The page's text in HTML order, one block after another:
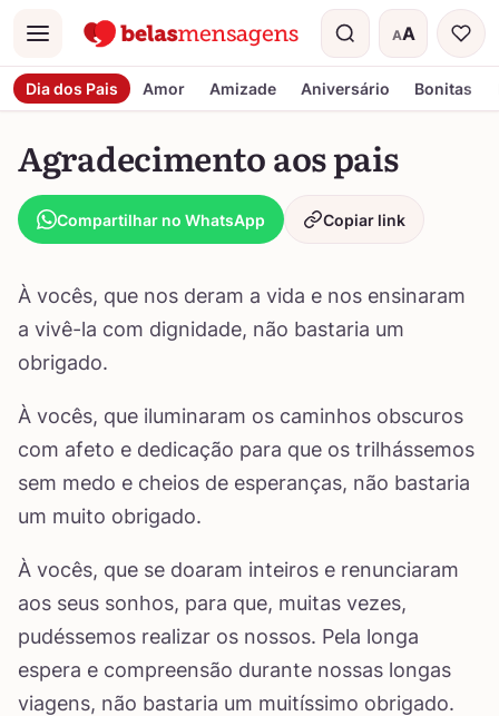
Menu AA
Tamanho do
Dia dos Pais Amor Amizade Aniversário Bonitas
Agradecimento aos pais
Compartilhar no WhatsApp Copiar link
À vocês, que nos deram a vida e nos ensinaram
a vivê-la com dignidade, não bastaria um
obrigado.
À vocês, que iluminaram os caminhos obscuros
com afeto e dedicação para que os trilhássemos
sem medo e cheios de esperanças, não bastaria
um muito obrigado.
À vocês, que se doaram inteiros e renunciaram
aos seus sonhos, para que, muitas vezes,
pudéssemos realizar os nossos. Pela longa
espera e compreensão durante nossas longas
viagens, não bastaria um muitíssimo obrigado.